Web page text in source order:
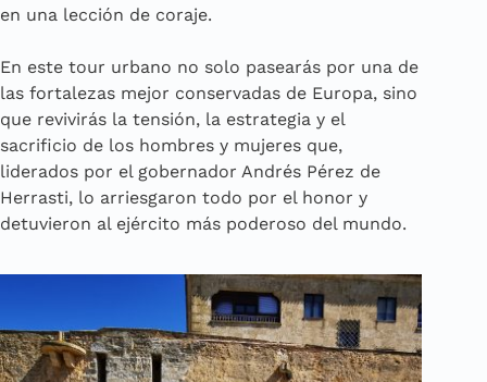
en una lección de coraje.
En este tour urbano no solo pasearás por una de
las fortalezas mejor conservadas de Europa, sino
que revivirás la tensión, la estrategia y el
sacrificio de los hombres y mujeres que,
liderados por el gobernador Andrés Pérez de
Herrasti, lo arriesgaron todo por el honor y
detuvieron al ejército más poderoso del mundo.